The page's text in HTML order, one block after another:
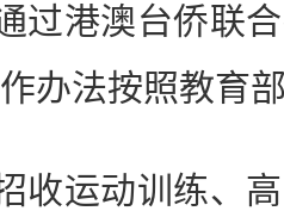
港澳台侨联合
办法按照教育
运动训练、高